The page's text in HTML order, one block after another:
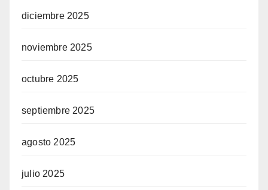
diciembre 2025
noviembre 2025
octubre 2025
septiembre 2025
agosto 2025
julio 2025